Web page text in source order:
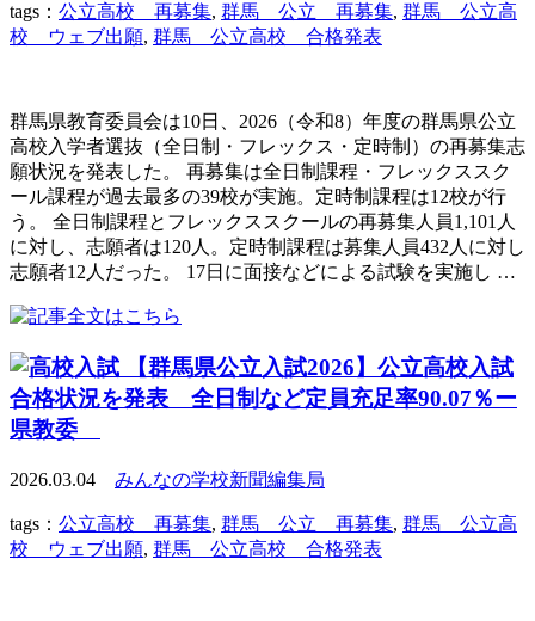
tags： 公立高校 再募集, 群馬 公立 再募集, 群馬 公立高
校 ウェブ出願, 群馬 公立高校 合格発表
群馬県教育委員会は10日、2026（令和8）年度の群馬県公立
高校入学者選抜（全日制・フレックス・定時制）の再募集志
願状況を発表した。 再募集は全日制課程・フレックススク
ール課程が過去最多の39校が実施。定時制課程は12校が行
う。 全日制課程とフレックススクールの再募集人員1,101人
に対し、志願者は120人。定時制課程は募集人員432人に対し
志願者12人だった。 17日に面接などによる試験を実施し …
【群馬県公立入試2026】公立高校入試
合格状況を発表 全日制など定員充足率90.07％ー
県教委
2026.03.04 みんなの学校新聞編集局
tags： 公立高校 再募集, 群馬 公立 再募集, 群馬 公立高
校 ウェブ出願, 群馬 公立高校 合格発表